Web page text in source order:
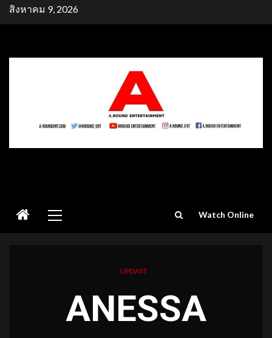
Skipสิงหาคม 9, 2026
Menu
Watch Online
UPDATE
ANESSA